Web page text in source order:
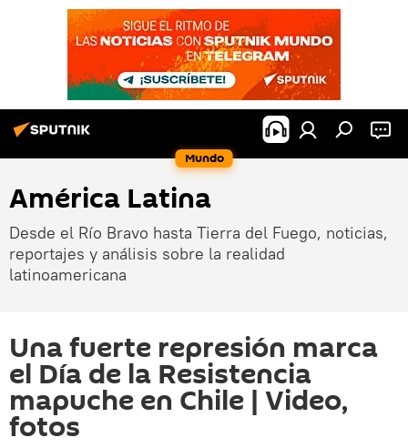
Mundo
América Latina
Desde el Río Bravo hasta Tierra del Fuego, noticias,
reportajes y análisis sobre la realidad
latinoamericana
Una fuerte represión marca
el Día de la Resistencia
mapuche en Chile | Video,
fotos